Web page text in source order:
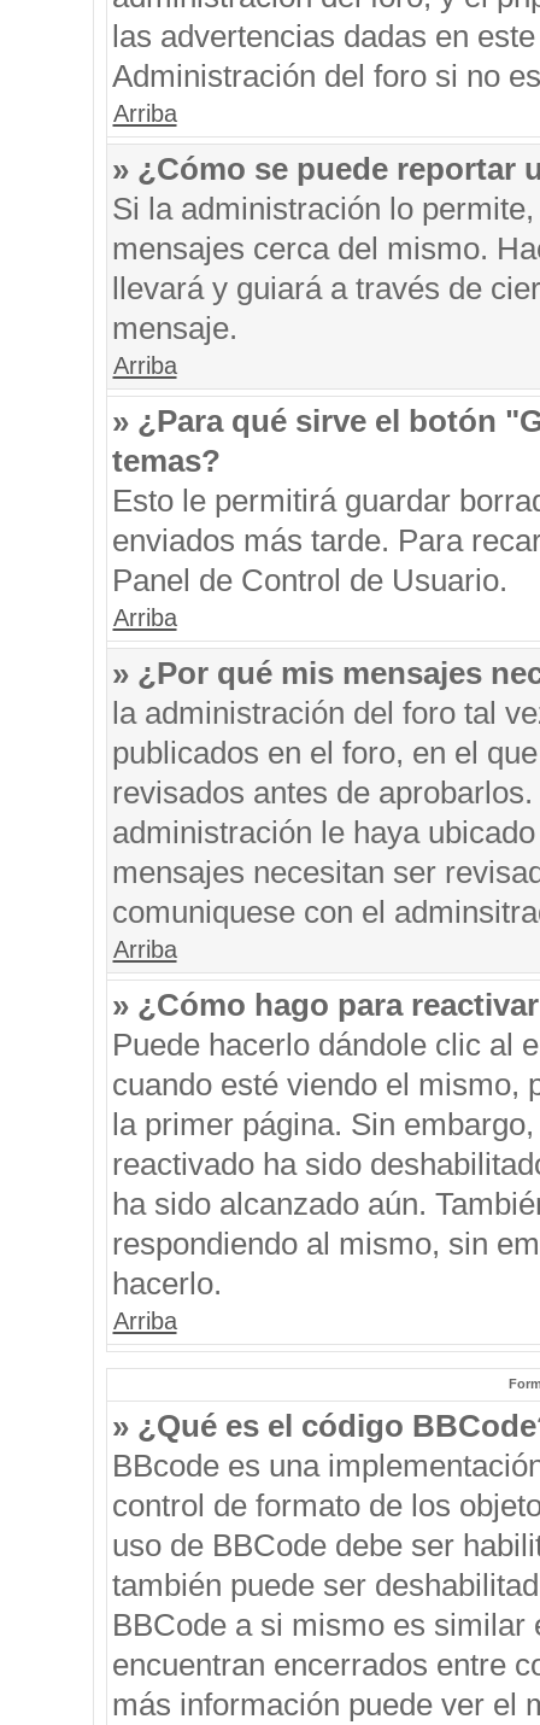
las advertencias dadas en
Administración del foro si no
Arriba
» ¿Cómo se puede reportar
Si la administración lo
mensajes cerca del mismo.
llevará y guiará a través de
mensaje.
Arriba
» ¿Para qué sirve el botón
temas?
Esto le permitirá guardar
enviados más tarde. Para
Panel de Control de Usuario.
Arriba
» ¿Por qué mis mensajes
la administración del foro tal
publicados en el foro, en el
revisados antes de
administración le haya
mensajes necesitan ser
comuniquese con el
Arriba
» ¿Cómo hago para
Puede hacerlo dándole clic al
cuando esté viendo el mismo,
la primer página. Sin
reactivado ha sido
ha sido alcanzado aún.
respondiendo al mismo, sin
hacerlo.
Arriba
» ¿Qué es el código
BBcode es una
control de formato de los
uso de BBCode debe ser
también puede ser
BBCode a si mismo es
encuentran encerrados entre
más información puede ver el